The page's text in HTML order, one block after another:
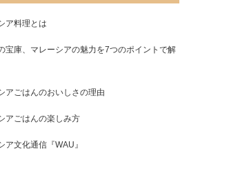
ア料理とは
宝庫、マレーシアの魅力を7つのポイントで解
アごはんのおいしさの理由
アごはんの楽しみ方
ア文化通信『WAU』